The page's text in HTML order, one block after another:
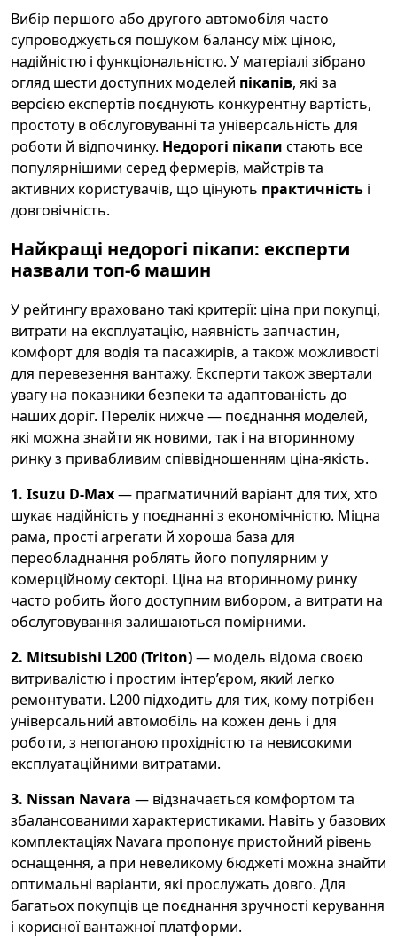
Вибір першого або другого автомобіля часто
супроводжується пошуком балансу між ціною,
надійністю і функціональністю. У матеріалі зібрано
огляд шести доступних моделей пікапів, які за
версією експертів поєднують конкурентну вартість,
простоту в обслуговуванні та універсальність для
роботи й відпочинку. Недорогі пікапи стають все
популярнішими серед фермерів, майстрів та
активних користувачів, що цінують практичність і
довговічність.
Найкращі недорогі пікапи: експерти
назвали топ-6 машин
У рейтингу враховано такі критерії: ціна при покупці,
витрати на експлуатацію, наявність запчастин,
комфорт для водія та пасажирів, а також можливості
для перевезення вантажу. Експерти також звертали
увагу на показники безпеки та адаптованість до
наших доріг. Перелік нижче — поєднання моделей,
які можна знайти як новими, так і на вторинному
ринку з привабливим співвідношенням ціна-якість.
1. Isuzu D-Max— прагматичний варіант для тих, хто
шукає надійність у поєднанні з економічністю. Міцна
рама, прості агрегати й хороша база для
переобладнання роблять його популярним у
комерційному секторі. Ціна на вторинному ринку
часто робить його доступним вибором, а витрати на
обслуговування залишаються помірними.
2. Mitsubishi L200 (Triton)— модель відома своєю
витривалістю і простим інтер’єром, який легко
ремонтувати. L200 підходить для тих, кому потрібен
універсальний автомобіль на кожен день і для
роботи, з непоганою прохідністю та невисокими
експлуатаційними витратами.
3. Nissan Navara — відзначається комфортом та
збалансованими характеристиками. Навіть у базових
комплектаціях Navara пропонує пристойний рівень
оснащення, а при невеликому бюджеті можна знайти
оптимальні варіанти, які прослужать довго. Для
багатьох покупців це поєднання зручності керування
і корисної вантажної платформи.